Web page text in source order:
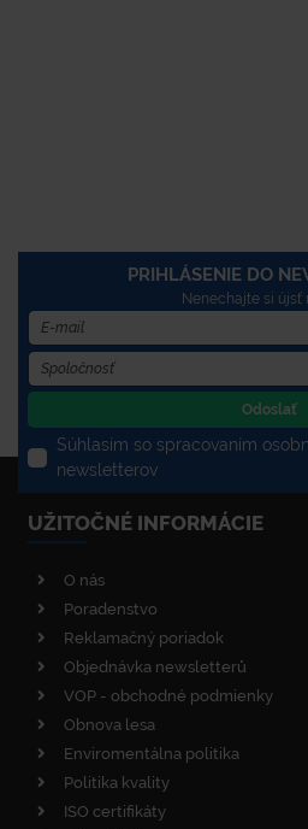
PRIHLÁSENIE DO
Nenechajte si újsť
Odoslať
Súhlasím so spracovaním
newsletterov
UŽITOČNÉ INFORMÁCIE
O nás
Poradenstvo
Reklamačný poriadok
Objednávka newsletterů
VOP - obchodné podmienky
Obnova lesa
Enviromentálna politika
Politika kvality
ISO certifikáty